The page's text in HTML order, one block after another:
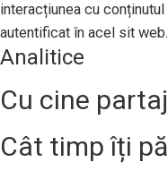
interacțiunea cu
autentificat în acel sit web.
Analitice
Cu cine
Cât timp îți